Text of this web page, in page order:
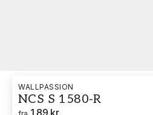
WALLPASSION
NCS S 1580-R
189 kr.